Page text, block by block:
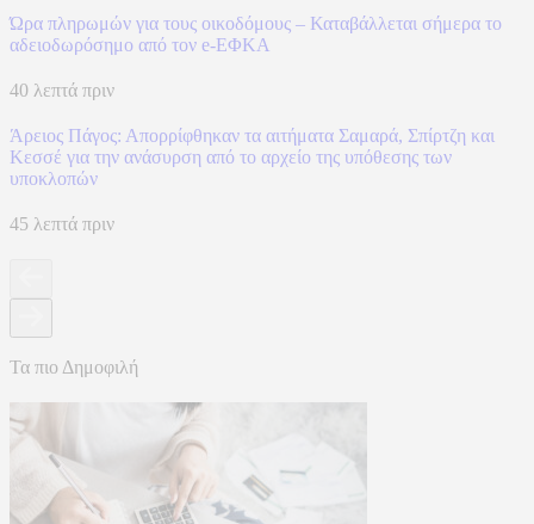
Ώρα πληρωμών για τους οικοδόμους – Καταβάλλεται σήμερα το
αδειοδωρόσημο από τον e-ΕΦΚΑ
40 λεπτά πριν
Άρειος Πάγος: Απορρίφθηκαν τα αιτήματα Σαμαρά, Σπίρτζη και
Κεσσέ για την ανάσυρση από το αρχείο της υπόθεσης των
υποκλοπών
45 λεπτά πριν
Τα πιο Δημοφιλή